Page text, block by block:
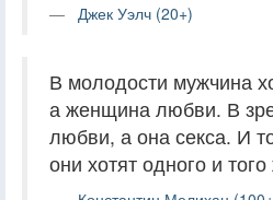
Джек Уэлч (20+)
В молодости мужчина
а женщина любви. В
любви, а она секса. И
они хотят одного и